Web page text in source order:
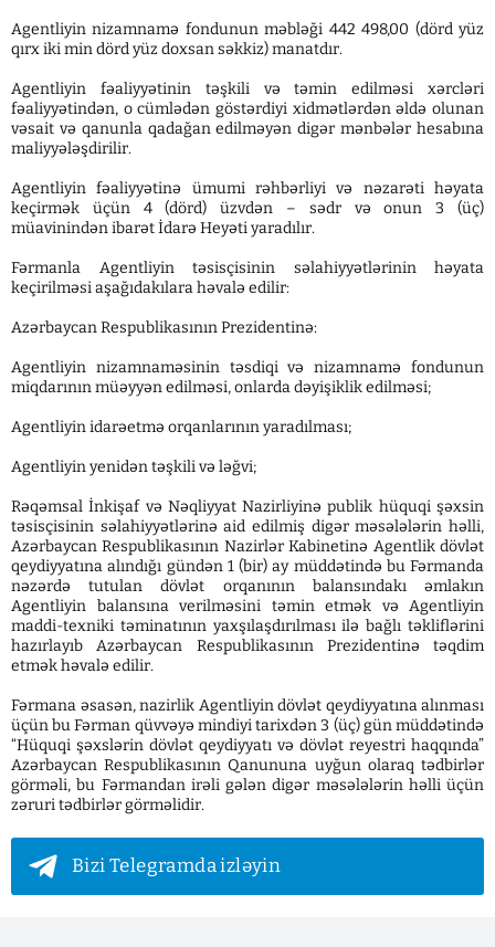
Agentliyin nizamnamə fondunun məbləği 442 498,00 (dörd yüz
qırx iki min dörd yüz doxsan səkkiz) manatdır.
Agentliyin fəaliyyətinin təşkili və təmin edilməsi xərcləri
fəaliyyətindən, o cümlədən göstərdiyi xidmətlərdən əldə olunan
vəsait və qanunla qadağan edilməyən digər mənbələr hesabına
maliyyələşdirilir.
Agentliyin fəaliyyətinə ümumi rəhbərliyi və nəzarəti həyata
keçirmək üçün 4 (dörd) üzvdən – sədr və onun 3 (üç)
müavinindən ibarət İdarə Heyəti yaradılır.
Fərmanla Agentliyin təsisçisinin səlahiyyətlərinin həyata
keçirilməsi aşağıdakılara həvalə edilir:
Azərbaycan Respublikasının Prezidentinə:
Agentliyin nizamnaməsinin təsdiqi və nizamnamə fondunun
miqdarının müəyyən edilməsi, onlarda dəyişiklik edilməsi;
Agentliyin idarəetmə orqanlarının yaradılması;
Agentliyin yenidən təşkili və ləğvi;
Rəqəmsal İnkişaf və Nəqliyyat Nazirliyinə publik hüquqi şəxsin
təsisçisinin səlahiyyətlərinə aid edilmiş digər məsələlərin həlli,
Azərbaycan Respublikasının Nazirlər Kabinetinə Agentlik dövlət
qeydiyyatına alındığı gündən 1 (bir) ay müddətində bu Fərmanda
nəzərdə tutulan dövlət orqanının balansındakı əmlakın
Agentliyin balansına verilməsini təmin etmək və Agentliyin
maddi-texniki təminatının yaxşılaşdırılması ilə bağlı təkliflərini
hazırlayıb Azərbaycan Respublikasının Prezidentinə təqdim
etmək həvalə edilir.
Fərmana əsasən, nazirlik Agentliyin dövlət qeydiyyatına alınması
üçün bu Fərman qüvvəyə mindiyi tarixdən 3 (üç) gün müddətində
“Hüquqi şəxslərin dövlət qeydiyyatı və dövlət reyestri haqqında”
Azərbaycan Respublikasının Qanununa uyğun olaraq tədbirlər
görməli, bu Fərmandan irəli gələn digər məsələlərin həlli üçün
zəruri tədbirlər görməlidir.
Bizi Telegramda izləyin